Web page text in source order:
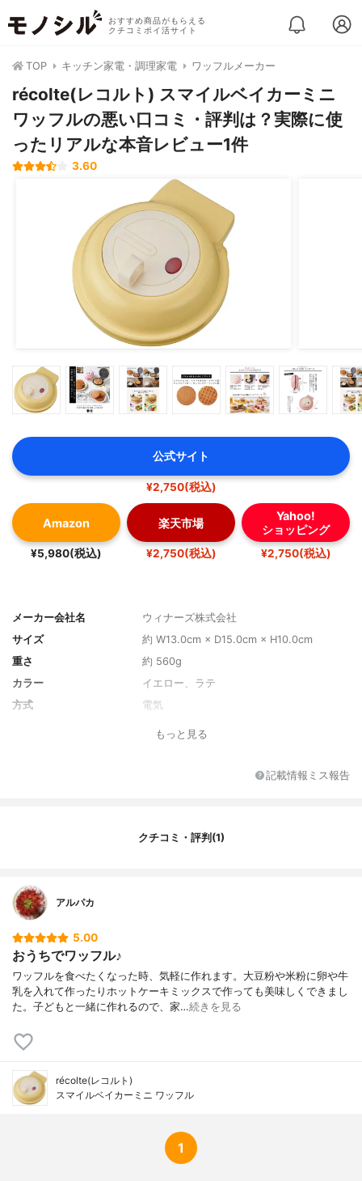
おすすめ商品がもらえる
クチコミポイ活サイト
TOP キッチン家電・調理家電 ワッフルメーカー
récolte(レコルト) スマイルベイカーミニ
ワッフルの悪い口コミ・評判は？実際に使
ったリアルな本音レビュー1件
3.60
公式サイト
¥2,750(税込)
Amazon
¥5,980(税込)
楽天市場
¥2,750(税込)
Yahoo!
ショッピング
¥2,750(税込)
メーカー会社名
ウィナーズ株式会社
サイズ
約 W13.0cm × D15.0cm × H10.0cm
重さ
約 560g
カラー
イエロー、ラテ
方式
電気
もっと見る
記載情報ミス報告
クチコミ・評判(1)
アルパカ
5.00
おうちでワッフル♪
ワッフルを食べたくなった時、気軽に作れます。大豆粉や米粉に卵や牛
乳を入れて作ったりホットケーキミックスで作っても美味しくできまし
た。子どもと一緒に作れるので、家…続きを見る
récolte(レコルト)
スマイルベイカーミニ ワッフル
1